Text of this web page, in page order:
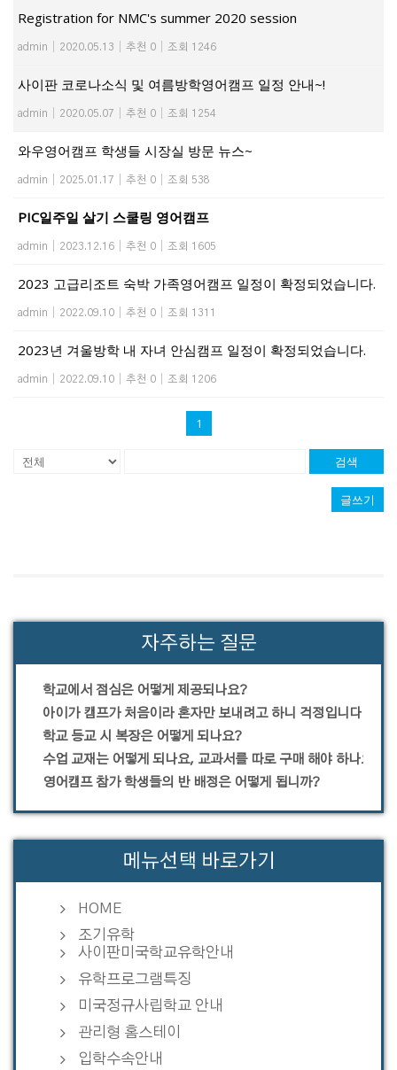
Registration for NMC's summer 2020 session
admin 2020.05.13 추천 0 조회 1246
사이판 코로나소식 및 여름방학영어캠프 일정 안내~!
admin 2020.05.07 추천 0 조회 1254
와우영어캠프 학생들 시장실 방문 뉴스~
admin 2025.01.17 추천 0 조회 538
PIC일주일 살기 스쿨링 영어캠프
admin 2023.12.16 추천 0 조회 1605
2023 고급리조트 숙박 가족영어캠프 일정이 확정되었습니다.
admin 2022.09.10 추천 0 조회 1311
2023년 겨울방학 내 자녀 안심캠프 일정이 확정되었습니다.
admin 2022.09.10 추천 0 조회 1206
1
검색
글쓰기
자주하는 질문
학교에서 점심은 어떻게 제공되나요?
아이가 캠프가 처음이라 혼자만 보내려고 하니 걱정입니다.
학교 등교 시 복장은 어떻게 되나요?
수업 교재는 어떻게 되나요, 교과서를 따로 구매 해야 하나요?
영어캠프 참가 학생들의 반 배정은 어떻게 됩니까?
메뉴선택 바로가기
HOME
조기유학
사이판미국학교유학안내
유학프로그램특징
미국정규사립학교 안내
관리형 홈스테이
입학수속안내